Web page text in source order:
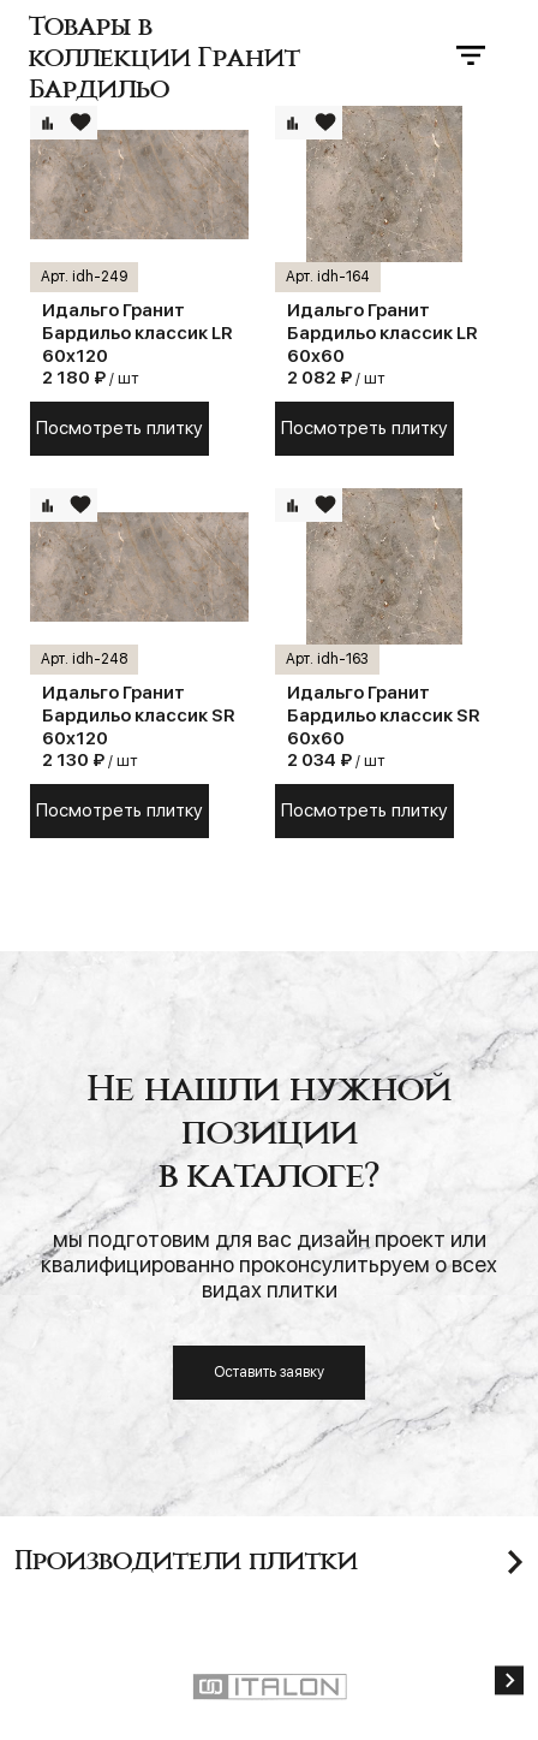
Товары в
коллекции Гранит
Бардильо
Арт. idh-249
Идальго Гранит
Бардильо классик LR
60x120
2 180 ₽ / шт
Посмотреть плитку
Арт. idh-164
Идальго Гранит
Бардильо классик LR
60x60
2 082 ₽ / шт
Посмотреть плитку
Арт. idh-248
Идальго Гранит
Бардильо классик SR
60x120
2 130 ₽ / шт
Посмотреть плитку
Арт. idh-163
Идальго Гранит
Бардильо классик SR
60x60
2 034 ₽ / шт
Посмотреть плитку
Не нашли нужной
позиции
в каталоге?
мы подготовим для вас дизайн проект или
квалифицированно проконсулитьруем о всех
видах плитки
Оставить заявку
Производители плитки